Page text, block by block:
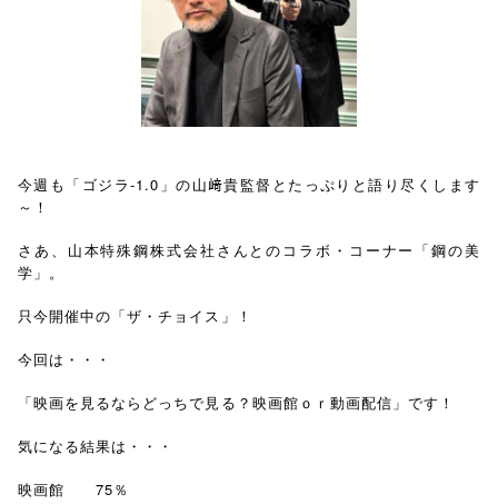
今週も「ゴジラ-1.0」の山﨑貴監督とたっぷりと語り尽くします
～！
さあ、山本特殊鋼株式会社さんとのコラボ・コーナー「鋼の美
学」。
只今開催中の「ザ・チョイス」！
今回は・・・
「映画を見るならどっちで見る？映画館ｏｒ動画配信」です！
気になる結果は・・・
映画館 75％